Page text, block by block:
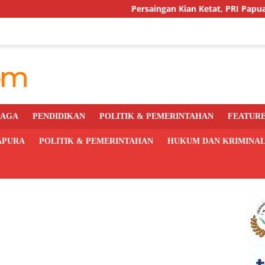
Persaingan Kian Ketat, PRI Papua Siapkan
PENDIDIKAN POLITIK & PEMERINTAHAN
POLITIK & PEMERINTAHAN HUKUM DAN KRIMINAL